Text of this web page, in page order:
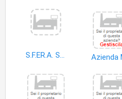
S.F.ER.A. SRL